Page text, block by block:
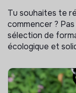
Tu souhaites te
commencer ?
sélection de
écologique et